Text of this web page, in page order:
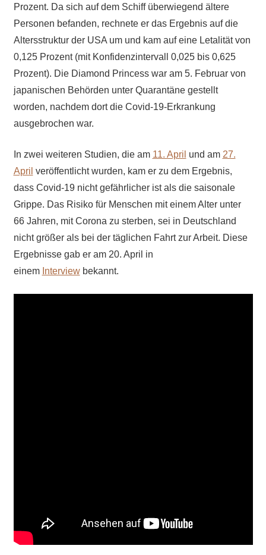
Prozent. Da sich auf dem Schiff überwiegend ältere
Personen befanden, rechnete er das Ergebnis auf die
Altersstruktur der USA um und kam auf eine Letalität von
0,125 Prozent (mit Konfidenzintervall 0,025 bis 0,625
Prozent). Die Diamond Princess war am 5. Februar von
japanischen Behörden unter Quarantäne gestellt
worden, nachdem dort die Covid-19-Erkrankung
ausgebrochen war.
In zwei weiteren Studien, die am 11. April und am 27.
April veröffentlicht wurden, kam er zu dem Ergebnis,
dass Covid-19 nicht gefährlicher ist als die saisonale
Grippe. Das Risiko für Menschen mit einem Alter unter
66 Jahren, mit Corona zu sterben, sei in Deutschland
nicht größer als bei der täglichen Fahrt zur Arbeit. Diese
Ergebnisse gab er am 20. April in
einem Interviewbekannt.